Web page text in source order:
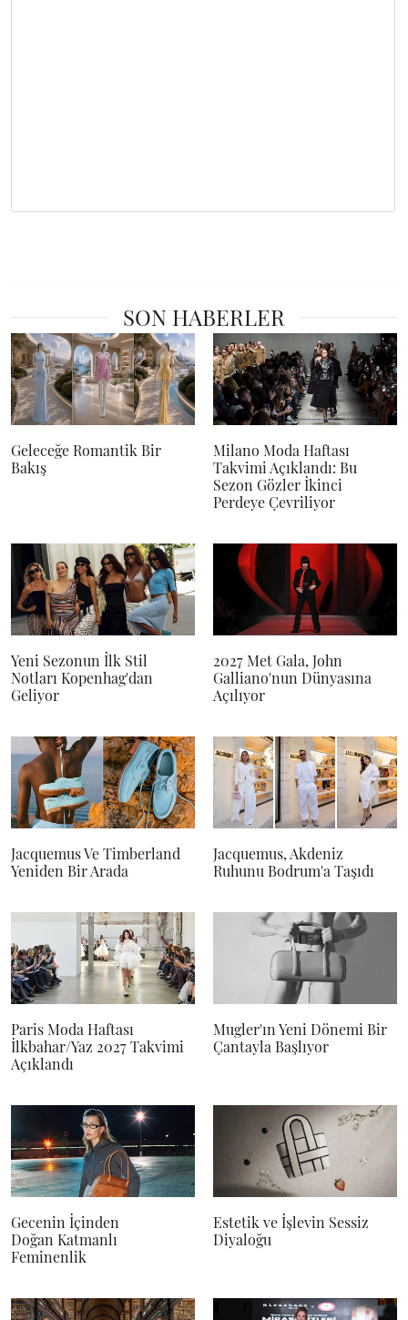
SON HABERLER
Geleceğe Romantik Bir
Bakış
Milano Moda Haftası
Takvimi Açıklandı: Bu
Sezon Gözler İkinci
Perdeye Çevriliyor
Yeni Sezonun İlk Stil
Notları Kopenhag'dan
Geliyor
2027 Met Gala, John
Galliano'nun Dünyasına
Açılıyor
Jacquemus Ve Timberland
Yeniden Bir Arada
Jacquemus, Akdeniz
Ruhunu Bodrum'a Taşıdı
Paris Moda Haftası
İlkbahar/Yaz 2027 Takvimi
Açıklandı
Mugler'ın Yeni Dönemi Bir
Çantayla Başlıyor
Gecenin İçinden
Doğan Katmanlı
Feminenlik
Estetik ve İşlevin Sessiz
Diyaloğu